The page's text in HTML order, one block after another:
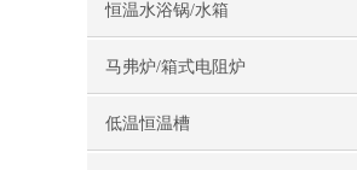
恒温水浴锅/水箱
马弗炉/箱式电阻炉
低温恒温槽